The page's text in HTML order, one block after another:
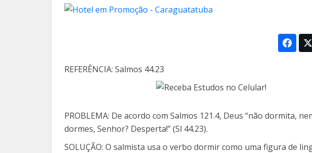
REFERÊNCIA: Salmos 44.23
PROBLEMA: De acordo com Salmos 121.4, Deus “não dormita,
dormes, Senhor? Desperta!” (Sl 44.23).
SOLUÇÃO: O salmista usa o verbo dormir como uma figura de